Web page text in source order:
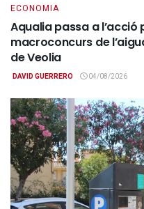
ECONOMIA
Aqualia passa a l’acció
macroconcurs de
de Veolia
DAVID GUERRERO 04/08/2026